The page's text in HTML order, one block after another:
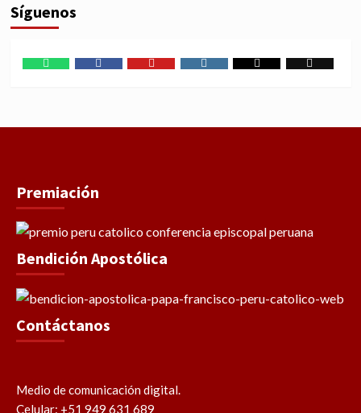
Síguenos
Premiación
Bendición Apostólica
Contáctanos
Medio de comunicación digital.
Celular: +51 949 631 689